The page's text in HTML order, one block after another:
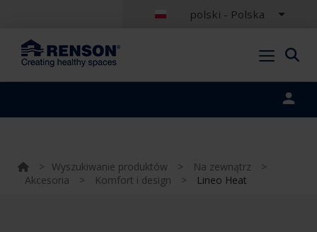
polski - Polska
> Wyszukiwanie produktów > Na zewnątrz
>
Akcesoria
> Komfort i design > Lineo Heat